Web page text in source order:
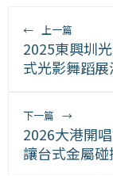
← 上一篇
2025東興圳
式光影舞蹈展
下一篇 →
2026大港開
讓台式金屬